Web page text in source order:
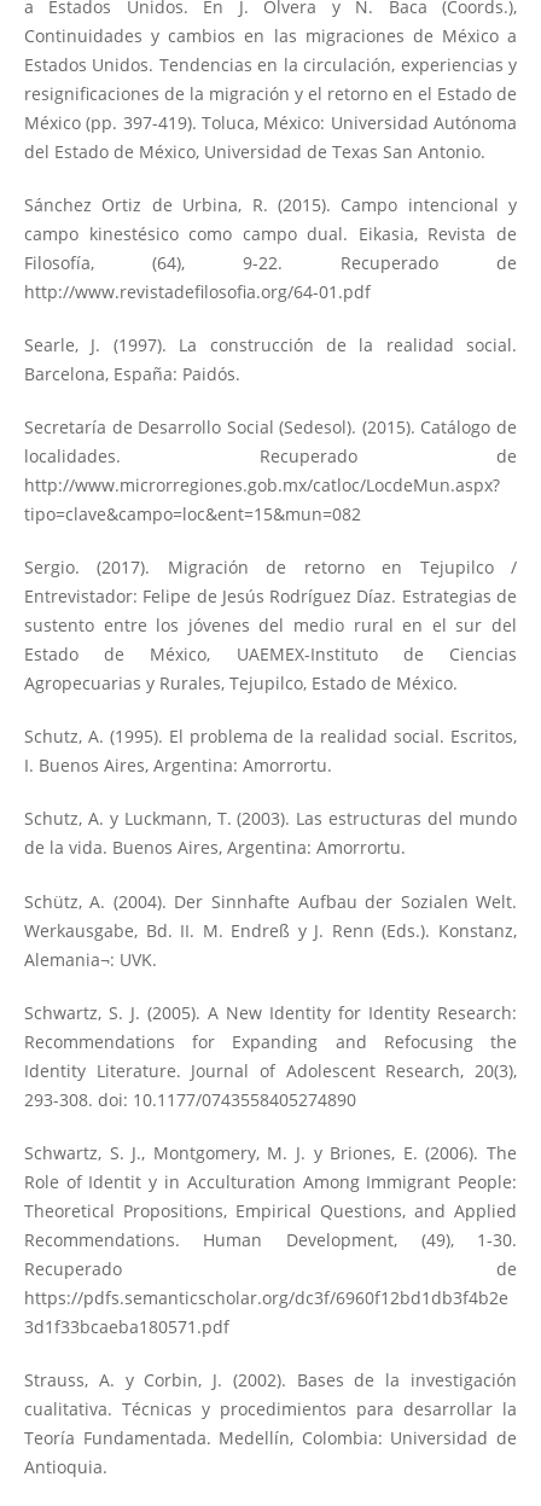
a Estados Unidos. En J. Olvera y N. Baca (Coords.),
Continuidades y cambios en las migraciones de México a
Estados Unidos. Tendencias en la circulación, experiencias y
resignificaciones de la migración y el retorno en el Estado de
México (pp. 397-419). Toluca, México: Universidad Autónoma
del Estado de México, Universidad de Texas San Antonio.
Sánchez Ortiz de Urbina, R. (2015). Campo intencional y
campo kinestésico como campo dual. Eikasia, Revista de
Filosofía, (64), 9-22. Recuperado de
http://www.revistadefilosofia.org/64-01.pdf
Searle, J. (1997). La construcción de la realidad social.
Barcelona, España: Paidós.
Secretaría de Desarrollo Social (Sedesol). (2015). Catálogo de
localidades. Recuperado de
http://www.microrregiones.gob.mx/catloc/LocdeMun.aspx?
tipo=clave&campo=loc&ent=15&mun=082
Sergio. (2017). Migración de retorno en Tejupilco /
Entrevistador: Felipe de Jesús Rodríguez Díaz. Estrategias de
sustento entre los jóvenes del medio rural en el sur del
Estado de México, UAEMEX-Instituto de Ciencias
Agropecuarias y Rurales, Tejupilco, Estado de México.
Schutz, A. (1995). El problema de la realidad social. Escritos,
I. Buenos Aires, Argentina: Amorrortu.
Schutz, A. y Luckmann, T. (2003). Las estructuras del mundo
de la vida. Buenos Aires, Argentina: Amorrortu.
Schütz, A. (2004). Der Sinnhafte Aufbau der Sozialen Welt.
Werkausgabe, Bd. II. M. Endreß y J. Renn (Eds.). Konstanz,
Alemania¬: UVK.
Schwartz, S. J. (2005). A New Identity for Identity Research:
Recommendations for Expanding and Refocusing the
Identity Literature. Journal of Adolescent Research, 20(3),
293-308. doi: 10.1177/0743558405274890
Schwartz, S. J., Montgomery, M. J. y Briones, E. (2006). The
Role of Identit y in Acculturation Among Immigrant People:
Theoretical Propositions, Empirical Questions, and Applied
Recommendations. Human Development, (49), 1-30.
Recuperado de
https://pdfs.semanticscholar.org/dc3f/6960f12bd1db3f4b2e
3d1f33bcaeba180571.pdf
Strauss, A. y Corbin, J. (2002). Bases de la investigación
cualitativa. Técnicas y procedimientos para desarrollar la
Teoría Fundamentada. Medellín, Colombia: Universidad de
Antioquia.